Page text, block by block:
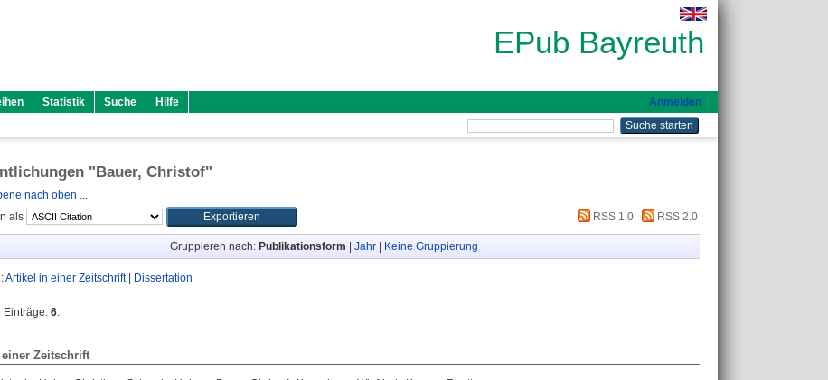
EPub Bayreuth
Statistik Suche Hilfe Anmelden
"Bauer, Christof"
nach oben ...
als
RSS 1.0 RSS 2.0
Gruppieren nach: Publikationsform Jahr| Keine Gruppierung
Artikel in einer Zeitschrift| Dissertation
Einträge: 6.
Zeitschrift